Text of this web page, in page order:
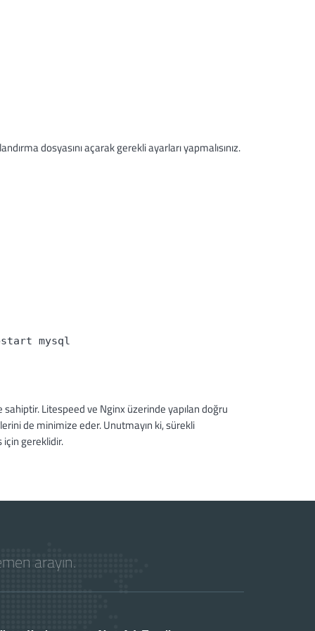
dosyasını açarak gerekli ayarları yapmalısınız.
mysql
Litespeed ve Nginx üzerinde yapılan doğru
de minimize eder. Unutmayın ki, sürekli
gereklidir.
arayın.